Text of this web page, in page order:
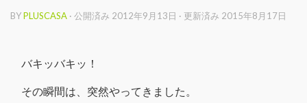
BYPLUSCASA · 公開済み 2012年9月13日 · 更新済み 2015年8月17日
バキッバキッ！
その瞬間は、突然やってきました。